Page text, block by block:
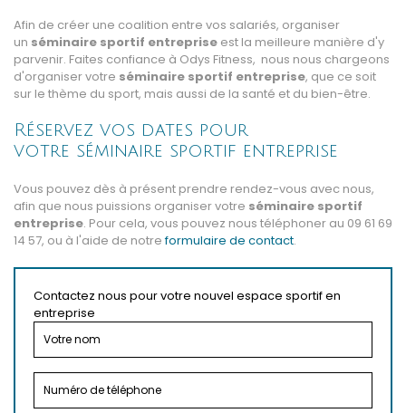
Afin de créer une coalition entre vos salariés, organiser
un séminaire sportif entreprise est la meilleure manière d'y
parvenir. Faites confiance à Odys Fitness, nous nous chargeons
d'organiser votre séminaire sportif entreprise, que ce soit
sur le thème du sport, mais aussi de la santé et du bien-être.
Réservez vos dates pour
votre séminaire sportif entreprise
Vous pouvez dès à présent prendre rendez-vous avec nous,
afin que nous puissions organiser votre séminaire sportif
entreprise. Pour cela, vous pouvez nous téléphoner au 09 61 69
14 57, ou à l'aide de notreformulaire de contact.
Contactez nous pour votre nouvel espace sportif en
entreprise